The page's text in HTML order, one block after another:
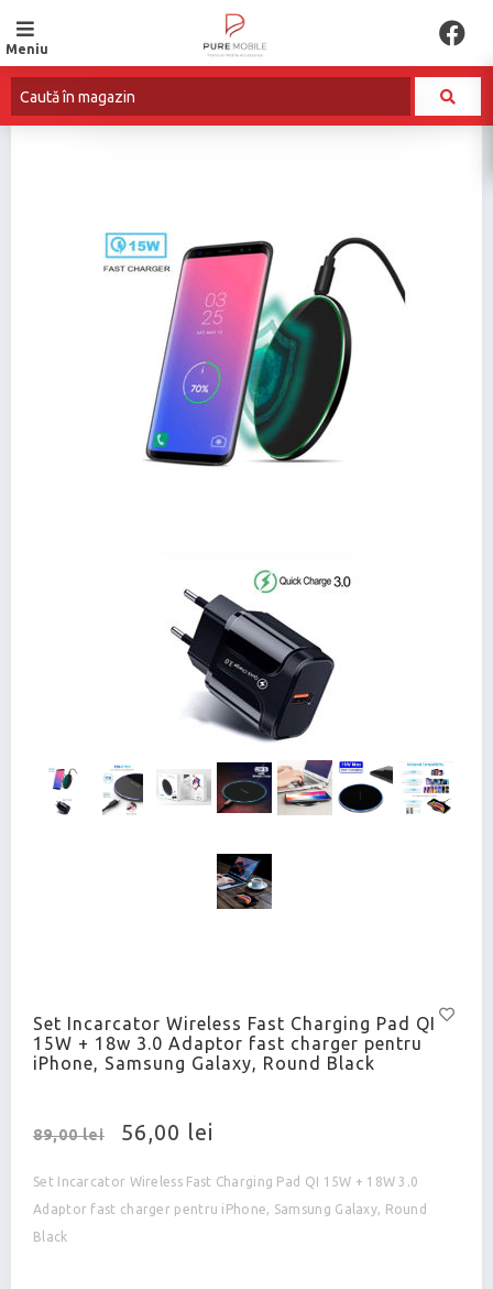
Meniu
Set Incarcator Wireless Fast Charging Pad QI
15W + 18w 3.0 Adaptor fast charger pentru
iPhone, Samsung Galaxy, Round Black
89,00 lei 56,00 lei
Set Incarcator Wireless Fast Charging Pad QI 15W + 18W 3.0
Adaptor fast charger pentru iPhone, Samsung Galaxy, Round
Black